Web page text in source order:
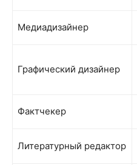
Медиадизайнер
Графический дизайнер
Фактчекер
Литературный редактор